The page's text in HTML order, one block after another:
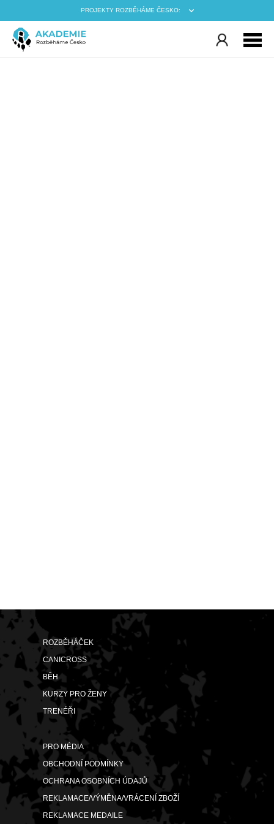
PROJEKTY ROZBĚHÁME ČESKO:
ROZBĚHÁČEK
CANICROSS
BĚH
KURZY PRO ŽENY
TRENÉŘI
PRO MÉDIA
OBCHODNÍ PODMÍNKY
OCHRANA OSOBNÍCH ÚDAJŮ
REKLAMACE/VÝMĚNA/VRÁCENÍ ZBOŽÍ
REKLAMACE MEDAILE